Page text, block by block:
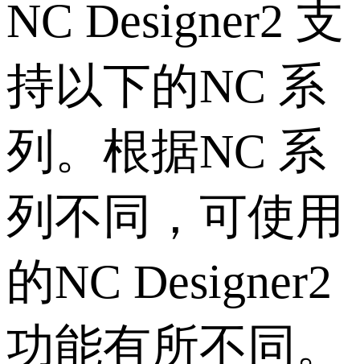
NC Designer2 支
持以下的NC 系
列。根据NC 系
列不同，可使用
的NC Designer2
功能有所不同。